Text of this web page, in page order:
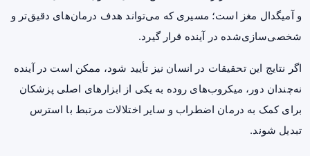
و آمیگدال مغز است؛ مسیری که می‌تواند هدف درمان‌های دقیق‌تر و
شخصی‌سازی‌شده در آینده قرار گیرد.
اگر نتایج این تحقیقات در انسان نیز تأیید شود، ممکن است در آینده
نه‌چندان دور، میکروب‌های روده به یکی از ابزارهای اصلی پزشکان
برای کمک به درمان اضطراب و سایر اختلالات مرتبط با استرس
تبدیل شوند.